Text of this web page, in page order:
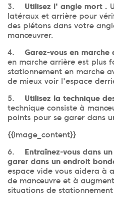
3. Utilisez l' angle mort .
latéraux et arrière pour
des piétons dans votre
manœuvrer.
4.
Garez-vous en marche
en marche arrière est plus
stationnement en marche
de mieux voir l'espace
5. Utilisez la technique
technique consiste à
points pour se garer dans
{{image_content}}
6. Entraînez-vous dans
garer dans un endroit
espace vide vous aidera à
de manœuvre et à
situations de